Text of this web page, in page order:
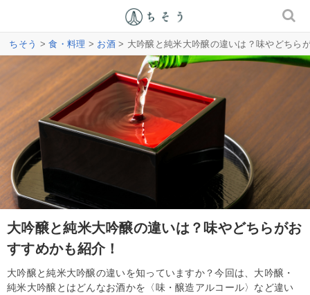
ちそう >食・料理 > お酒> 大吟醸と純米大吟醸の違いは？味やどちら
大吟醸と純米大吟醸の違いは？味やどちらがお
すすめかも紹介！
大吟醸と純米大吟醸の違いを知っていますか？今回は、大吟醸・
純米大吟醸とはどんなお酒かを〈味・醸造アルコール〉など違い